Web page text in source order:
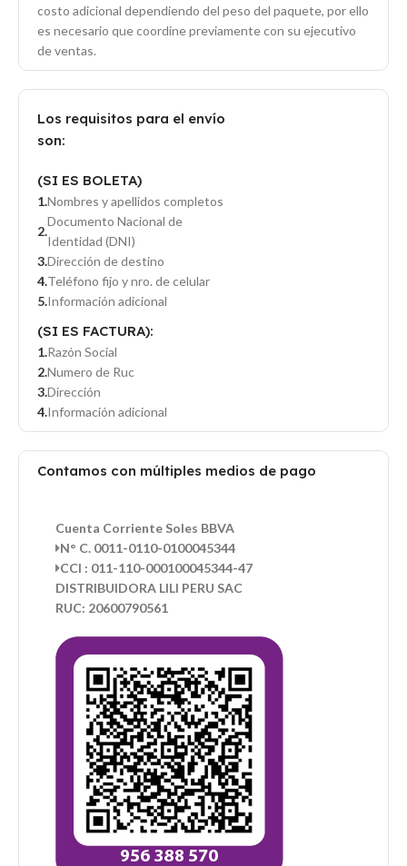
costo adicional dependiendo del peso del paquete, por ello
es necesario que coordine previamente con su ejecutivo
de ventas.
Los requisitos para el envío
son:
(SI ES BOLETA)
Nombres y apellidos completos
Documento Nacional de
Identidad (DNI)
Dirección de destino
Teléfono fijo y nro. de celular
Información adicional
(SI ES FACTURA):
Razón Social
Numero de Ruc
Dirección
Información adicional
Contamos con múltiples medios de pago
Cuenta Corriente Soles BBVA
N° C. 0011-0110-0100045344
CCI : 011-110-000100045344-47
DISTRIBUIDORA LILI PERU SAC
RUC: 20600790561